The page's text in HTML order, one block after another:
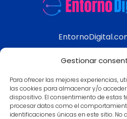
Gestionar
Para ofrecer las mejores experiencias,
las cookies para almacenar y/o
dispositivo. El consentimiento de estas
procesar datos como el
identificaciones únicas en este sitio. No
modernos
Aviso legal
Política de
Política de